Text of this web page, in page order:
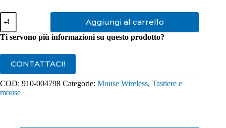
Mouse
Wireless
Logitech
B170
quantità
Aggiungi al carrello
Ti servono più informazioni su questo prodotto?
CONTATTACI!
COD: 910-004798 Categorie: Mouse Wireless, Tastiere e
mouse